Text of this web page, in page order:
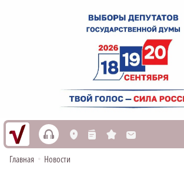
h L n s M
Главная • Новости